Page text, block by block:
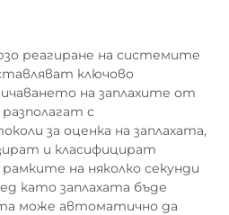
реагиране на системите
ключово
на заплахите от
с
за оценка на заплахата,
и класифицират
на няколко секунди
като заплахата бъде
може автоматично да